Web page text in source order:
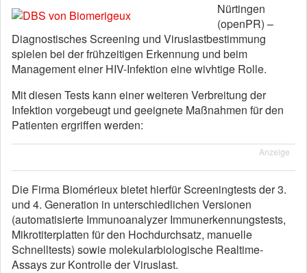
Nürtingen
(openPR) –
Diagnostisches Screening und Viruslastbestimmung
spielen bei der frühzeitigen Erkennung und beim
Management einer HIV-Infektion eine wivhtige Rolle.
Mit diesen Tests kann einer weiteren Verbreitung der
Infektion vorgebeugt und geeignete Maßnahmen für den
Patienten ergriffen werden:
Anzeige
Die Firma Biomérieux bietet hierfür Screeningtests der 3.
und 4. Generation in unterschiedlichen Versionen
(automatisierte Immunoanalyzer Immunerkennungstests,
Mikrotiterplatten für den Hochdurchsatz, manuelle
Schnelltests) sowie molekularbiologische Realtime-
Assays zur Kontrolle der Viruslast.